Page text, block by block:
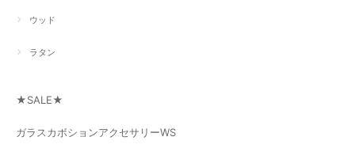
ウッド
ラタン
★SALE★
ガラスカボションアクセサリーWS